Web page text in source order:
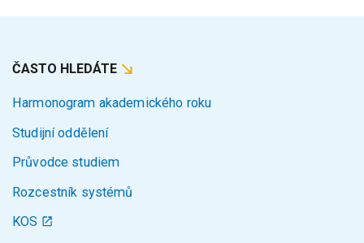
ČASTO HLEDÁTE
Harmonogram akademického roku
Studijní oddělení
Průvodce studiem
Rozcestník systémů
KOS